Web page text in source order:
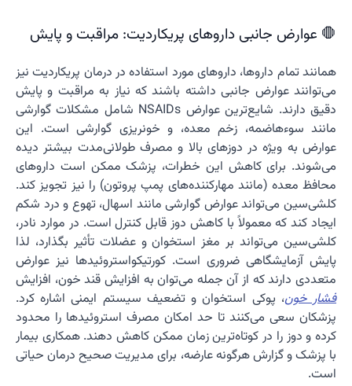
🛑 عوارض جانبی داروهای پریکاردیت: مراقبت و پایش
همانند تمام داروها، داروهای مورد استفاده در درمان پریکاردیت نیز
می‌توانند عوارض جانبی داشته باشند که نیاز به مراقبت و پایش
دقیق دارند. شایع‌ترین عوارض NSAIDs شامل مشکلات گوارشی
مانند سوءهاضمه، زخم معده، و خونریزی گوارشی است. این
عوارض به ویژه در دوزهای بالا و مصرف طولانی‌مدت بیشتر دیده
می‌شوند. برای کاهش این خطرات، پزشک ممکن است داروهای
محافظ معده (مانند مهارکننده‌های پمپ پروتون) را نیز تجویز کند.
کلشی‌سین می‌تواند عوارض گوارشی مانند اسهال، تهوع و درد شکم
ایجاد کند که معمولاً با کاهش دوز قابل کنترل است. در موارد نادر،
کلشی‌سین می‌تواند بر مغز استخوان و عضلات تأثیر بگذارد، لذا
پایش آزمایشگاهی ضروری است. کورتیکواستروئیدها نیز عوارض
متعددی دارند که از آن جمله می‌توان به افزایش قند خون، افزایش
فشار خون، پوکی استخوان و تضعیف سیستم ایمنی اشاره کرد.
پزشکان سعی می‌کنند تا حد امکان مصرف استروئیدها را محدود
کرده و دوز را در کوتاه‌ترین زمان ممکن کاهش دهند. همکاری بیمار
با پزشک و گزارش هرگونه عارضه، برای مدیریت صحیح درمان حیاتی
است.